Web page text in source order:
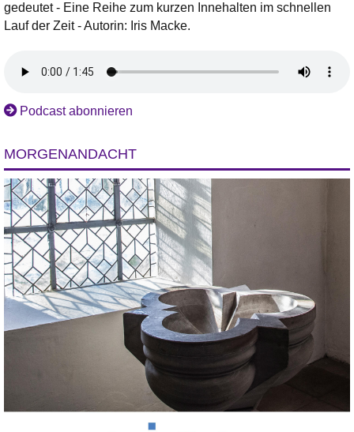
gedeutet - Eine Reihe zum kurzen Innehalten im schnellen
Lauf der Zeit - Autorin: Iris Macke.
Podcast abonnieren
MORGENANDACHT